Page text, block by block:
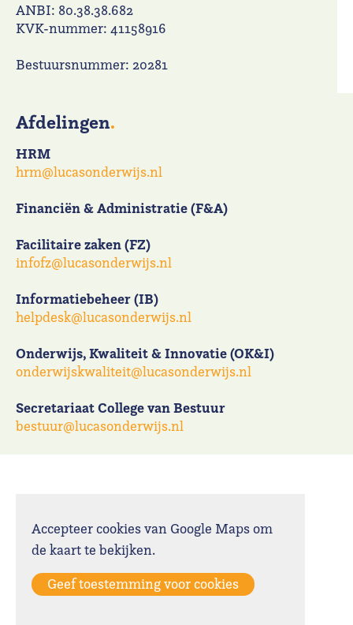
ANBI: 80.38.38.682
KVK-nummer: 41158916
Bestuursnummer: 20281
Afdelingen.
HRM
hrm@lucasonderwijs.nl
Financiën & Administratie (F&A)
Facilitaire zaken (FZ)
infofz@lucasonderwijs.nl
Informatiebeheer (IB)
helpdesk@lucasonderwijs.nl
Onderwijs, Kwaliteit & Innovatie (OK&I)
onderwijskwaliteit@lucasonderwijs.nl
Secretariaat College van Bestuur
bestuur@lucasonderwijs.nl
Accepteer cookies van Google Maps om
de kaart te bekijken.
Geef toestemming voor cookies